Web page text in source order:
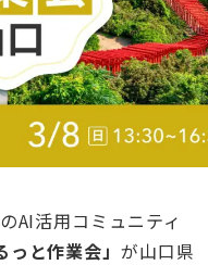
AI活用コミュニティ
っと作業会」が山口県